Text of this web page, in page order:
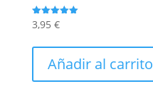
Valorado
con
de 5
3,95 €
Añadir al carrito